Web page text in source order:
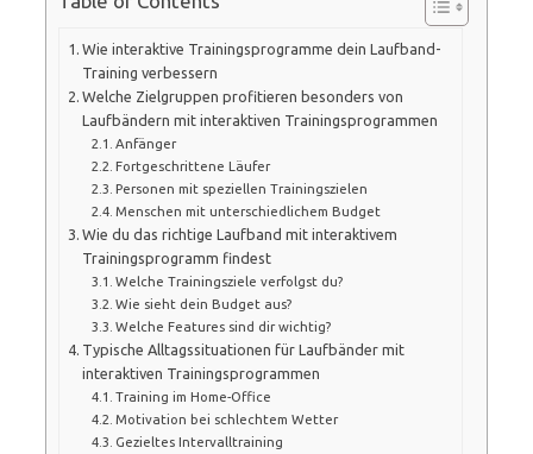
Wie interaktive Trainingsprogramme dein Laufband-
Training verbessern
Welche Zielgruppen profitieren besonders von
Laufbändern mit interaktiven Trainingsprogrammen
Anfänger
Fortgeschrittene Läufer
Personen mit speziellen Trainingszielen
Menschen mit unterschiedlichem Budget
Wie du das richtige Laufband mit interaktivem
Trainingsprogramm findest
Welche Trainingsziele verfolgst du?
Wie sieht dein Budget aus?
Welche Features sind dir wichtig?
Typische Alltagssituationen für Laufbänder mit
interaktiven Trainingsprogrammen
Training im Home-Office
Motivation bei schlechtem Wetter
Gezieltes Intervalltraining